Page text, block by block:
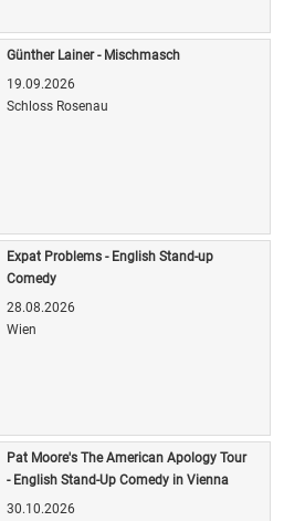
Günther Lainer - Mischmasch
19.09.2026
Schloss Rosenau
Expat Problems - English Stand-up
Comedy
28.08.2026
Wien
Pat Moore's The American Apology Tour
- English Stand-Up Comedy in Vienna
30.10.2026